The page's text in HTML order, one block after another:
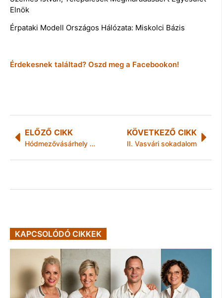
Elnök
Érpataki Modell Országos Hálózata: Miskolci Bázis
Érdekesnek találtad? Oszd meg a Facebookon!
ELŐZŐ CIKK
Hódmezővásárhely a második Esztergom
KÖVETKEZŐ CIKK
II. Vasvári sokadalom
KAPCSOLÓDÓ CIKKEK